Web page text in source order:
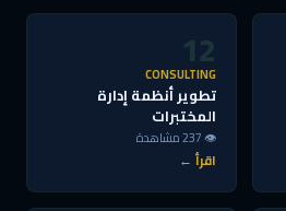
12
CONSULTING
تطوير أنظمة إدارة
المختبرات
👁 237 مشاهدة
اقرأ ←